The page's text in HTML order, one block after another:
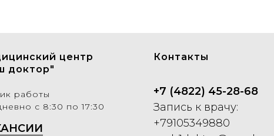
центр
доктор"
работы
с 8:30 по 17:30
Контакты
+7 (4822) 45-28-68
Запись к врачу:
+79105349880